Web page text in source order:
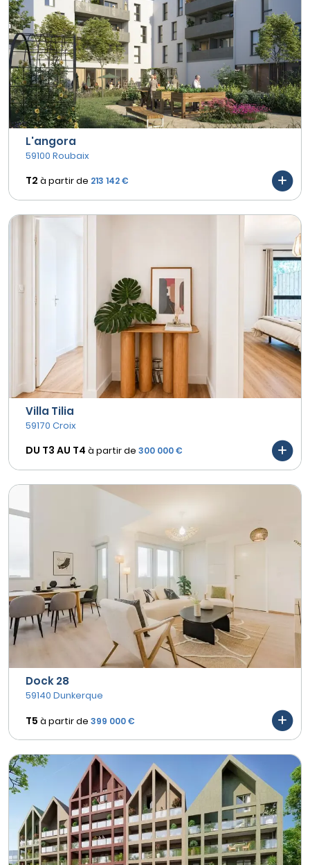
L'angora
59100 Roubaix
T2 à partir de 213 142 €
Villa Tilia
59170 Croix
DU T3 AU T4 à partir de 300 000 €
Dock 28
59140 Dunkerque
T5 à partir de 399 000 €